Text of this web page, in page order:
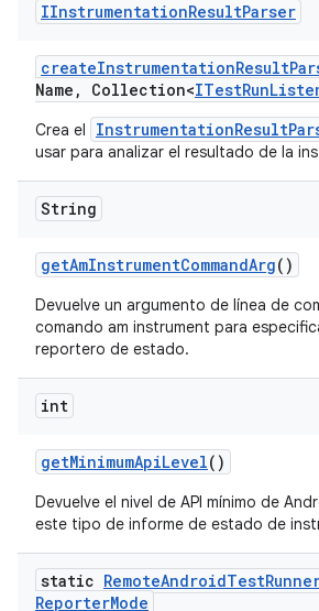
IInstrumentationResultParser
createInstrumentationResult
Name , Collection<ITestRun
Crea el
usar para analizar el resultado de la
String
getAmInstrumentCommandArg()
Devuelve un argumento de línea de
comando am instrument para
reportero de estado.
int
getMinimumApiLevel()
Devuelve el nivel de API mínimo de
este tipo de informe de estado de
static RemoteAndroidTest
ReporterMode